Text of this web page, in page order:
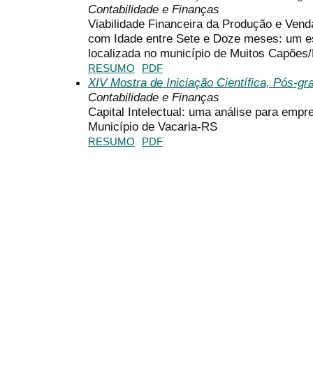
Contabilidade e Finanças
Viabilidade Financeira da Produção e
com Idade entre Sete e Doze meses: um
localizada no município de Muitos
RESUMO PDF
XIV Mostra de Iniciação Científica, Pós-
Contabilidade e Finanças
Capital Intelectual: uma análise para
Município de Vacaria-RS
RESUMO PDF